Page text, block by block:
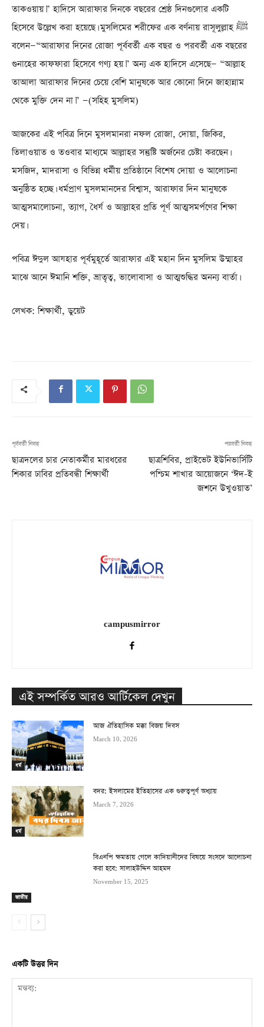
তাকওয়ায়।” হাদিসে আরাফার দিনকে বছরের শ্রেষ্ঠ দিনগুলোর একটি
হিসেবে উল্লেখ করা হয়েছে। মুসলিমের শরীফের এক বর্ণনায় রাসূলুল্লাহ ﷺ
বলেন—“আরাফার দিনের রোজা পূর্ববর্তী এক বছর ও পরবর্তী এক বছরের
গুনাহের কাফফারা হিসেবে গণ্য হয়।” অন্য এক হাদিসে এসেছে— “আল্লাহ
তাআলা আরাফার দিনের চেয়ে বেশি মানুষকে আর কোনো দিনে জাহান্নাম
থেকে মুক্তি দেন না।” —(সহিহ মুসলিম)
আজকের এই পবিত্র দিনে মুসলমানরা নফল রোজা, দোয়া, জিকির,
তিলাওয়াত ও তওবার মাধ্যমে আল্লাহর সন্তুষ্টি অর্জনের চেষ্টা করছেন।
মসজিদ, মাদরাসা ও বিভিন্ন ধর্মীয় প্রতিষ্ঠানে বিশেষ দোয়া ও আলোচনা
অনুষ্ঠিত হচ্ছে। ধর্মপ্রাণ মুসলমানদের বিশ্বাস, আরাফার দিন মানুষকে
আত্মসমালোচনা, ত্যাগ, ধৈর্য ও আল্লাহর প্রতি পূর্ণ আত্মসমর্পণের শিক্ষা
দেয়।
পবিত্র ঈদুল আযহার পূর্বমুহূর্তে আরাফার এই মহান দিন মুসলিম উম্মাহর
মাঝে আনে ঈমানি শক্তি, ভ্রাতৃত্ব, ভালোবাসা ও আত্মশুদ্ধির অনন্য বার্তা।
লেখক: শিক্ষার্থী, ডুয়েট
পূর্ববর্তী নিবন্ধ
ছাত্রদলের চার নেতাকর্মীর মারধরের
শিকার ঢাবির প্রতিবন্ধী শিক্ষার্থী
পরবর্তী নিবন্ধ
ছাত্রশিবির, প্রাইভেট ইউনিভার্সিটি
পশ্চিম শাখার আয়োজনে ‘ঈদ-ই
জশনে উখুওয়াত’
campusmirror
এই সম্পর্কিত আরও আর্টিকেল দেখুন
ধর্ম
আজ ঐতিহাসিক মক্কা বিজয় দিবস
March 10, 2026
ধর্ম
বদর: ইসলামের ইতিহাসের এক গুরুত্বপূর্ণ অধ্যায়
March 7, 2026
জাতীয়
বিএনপি ক্ষমতায় গেলে কাদিয়ানীদের বিষয়ে সংসদে আলোচনা
করা হবে: সালাহউদ্দিন আহমদ
November 15, 2025
একটি উত্তর দিন